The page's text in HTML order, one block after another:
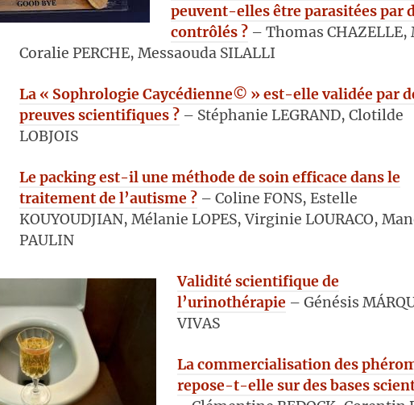
peuvent-elles être parasitées par
contrôlés ? – Thomas CHAZELLE,
Coralie PERCHE, Messaouda SILALLI
La « Sophrologie Caycédienne© » est-elle validée par
preuves scientifiques ? – Stéphanie LEGRAND, Clotilde
LOBJOIS
Le packing est-il une méthode de soin efficace dans le
traitement de l’autisme ? – Coline FONS, Estelle
KOUYOUDJIAN, Mélanie LOPES, Virginie LOURACO,
PAULIN
Validité scientifique de
l’urinothérapie – Génésis
VIVAS
La commercialisation des
repose-t-elle sur des bases